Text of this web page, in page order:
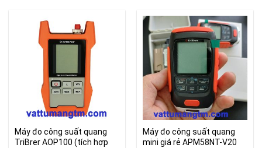
Máy đo công suất quang
TriBrer AOP100 (tích hợp
Máy đo công suất quang
mini giá rẻ APM58NT-V20